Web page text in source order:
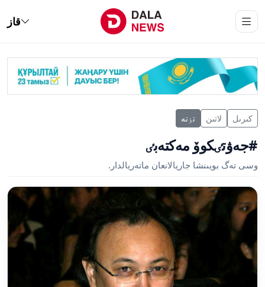
قاز
كىرىل لاتىن تٶتە
#جەۋتٸكوۆ مەكتەبٸ
وسى تەگ بويىنشا جاريالانعان ماتەريالدار.